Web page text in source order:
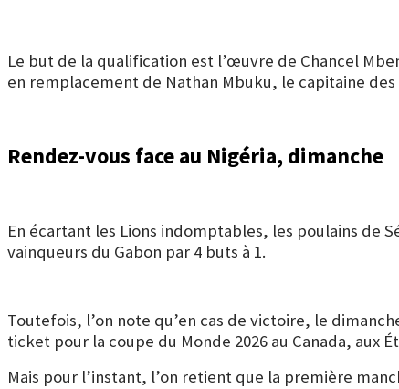
Le but de la qualification est l’œuvre de Chancel
en remplacement de Nathan Mbuku, le capitaine
Rendez-vous face au Nigéria, dimanche
En écartant les Lions indomptables, les poulains de
vainqueurs du Gabon par 4 buts à 1.
Toutefois, l’on note qu’en cas de victoire, le
ticket pour la coupe du Monde 2026 au Canada, aux
Mais pour l’instant, l’on retient que la première